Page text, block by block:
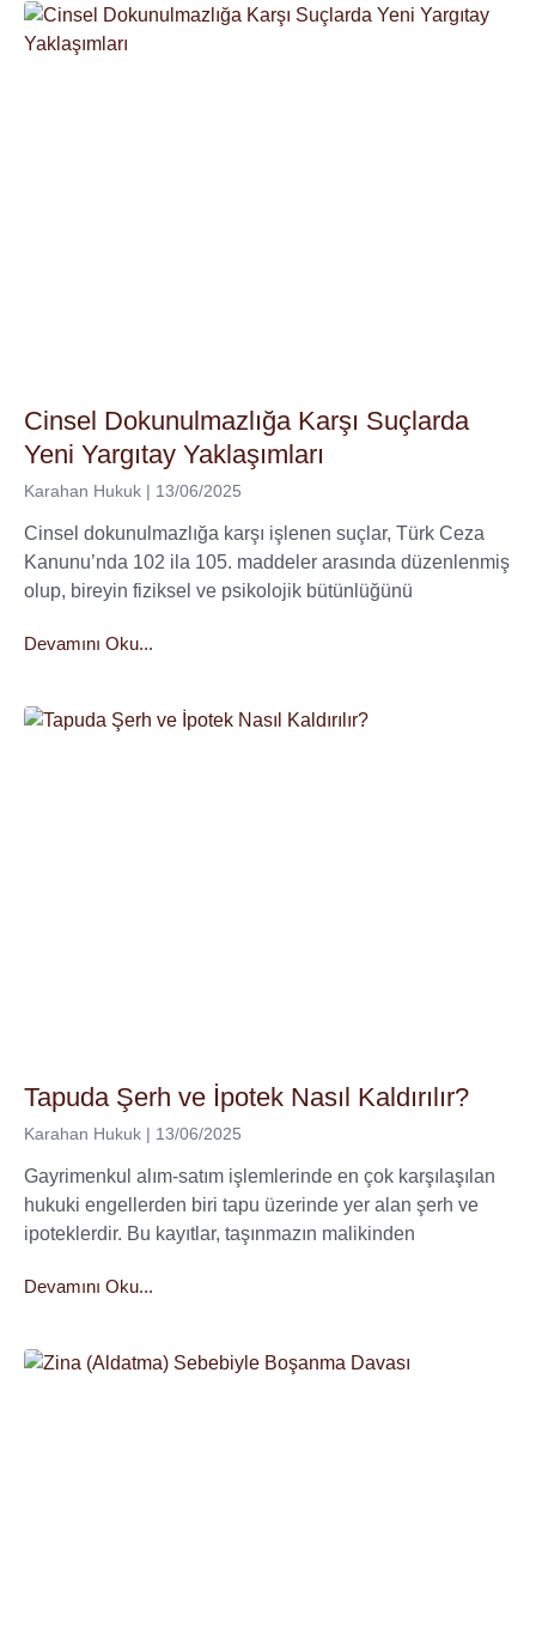
Cinsel Dokunulmazlığa Karşı Suçlarda
Yeni Yargıtay Yaklaşımları
Karahan Hukuk 13/06/2025
Cinsel dokunulmazlığa karşı işlenen suçlar, Türk Ceza
Kanunu’nda 102 ila 105. maddeler arasında düzenlenmiş
olup, bireyin fiziksel ve psikolojik bütünlüğünü
Devamını Oku...
Tapuda Şerh ve İpotek Nasıl Kaldırılır?
Karahan Hukuk 13/06/2025
Gayrimenkul alım-satım işlemlerinde en çok karşılaşılan
hukuki engellerden biri tapu üzerinde yer alan şerh ve
ipoteklerdir. Bu kayıtlar, taşınmazın malikinden
Devamını Oku...